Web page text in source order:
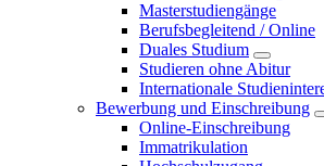
Masterstudiengänge
Berufsbegleitend / Online
Duales Studium
Studieren ohne Abitur
Internationale
Bewerbung und Einschreibung
Online-Einschreibung
Immatrikulation